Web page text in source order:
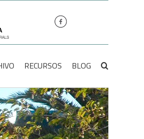
RECURSOS BLOG